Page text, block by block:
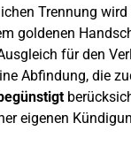
Trennung
goldenen
für den
Abfindung, die
eigenen